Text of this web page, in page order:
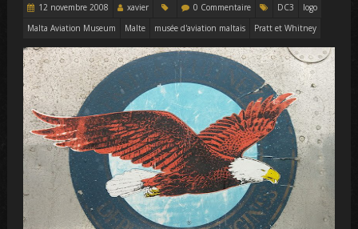
12 novembre 2008 xavier 0 Commentaire DC3
logo
Malta Aviation Museum
Malte musée d'aviation maltais Pratt et Whitney